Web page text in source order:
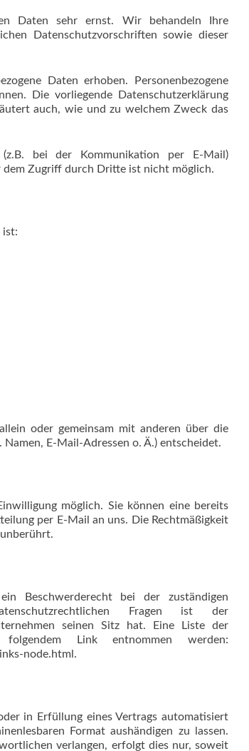
Daten sehr ernst. Wir behandeln Ihre
Datenschutzvorschriften sowie dieser
Daten erhoben. Personenbezogene
Die vorliegende Datenschutzerklärung
auch, wie und zu welchem Zweck das
bei der Kommunikation per E-Mail)
dem Zugriff durch Dritte ist nicht möglich.
ist:
oder gemeinsam mit anderen über die
E-Mail-Adressen o. Ä.) entscheidet.
möglich. Sie können eine bereits
per E-Mail an uns. Die Rechtmäßigkeit
Beschwerderecht bei der zuständigen
Fragen ist der
seinen Sitz hat. Eine Liste der
folgendem Link entnommen werden:
node.html.
in Erfüllung eines Vertrags automatisiert
Format aushändigen zu lassen.
verlangen, erfolgt dies nur, soweit